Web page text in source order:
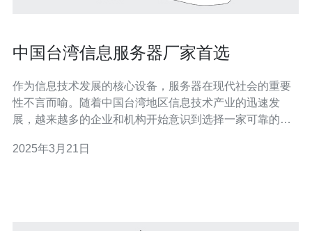
中国台湾信息服务器厂家首选
作为信息技术发展的核心设备，服务器在现代社会的重要
性不言而喻。随着中国台湾地区信息技术产业的迅速发
展，越来越多的企业和机构开始意识到选择一家可靠的信
务器厂家成为首选。 技术优势 中国台湾信息服务器厂家以
2025年3月21日